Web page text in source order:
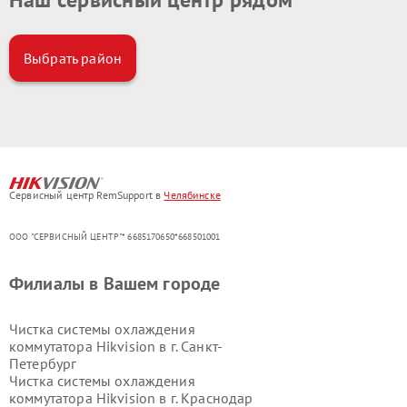
Выбрать район
Сервисный центр RemSupport в Челябинске
ООО "СЕРВИСНЫЙ ЦЕНТР"* 6685170650*668501001
Филиалы в Вашем городе
Чистка системы охлаждения
коммутатора Hikvision в г. Санкт-
Петербург
Чистка системы охлаждения
коммутатора Hikvision в г. Краснодар